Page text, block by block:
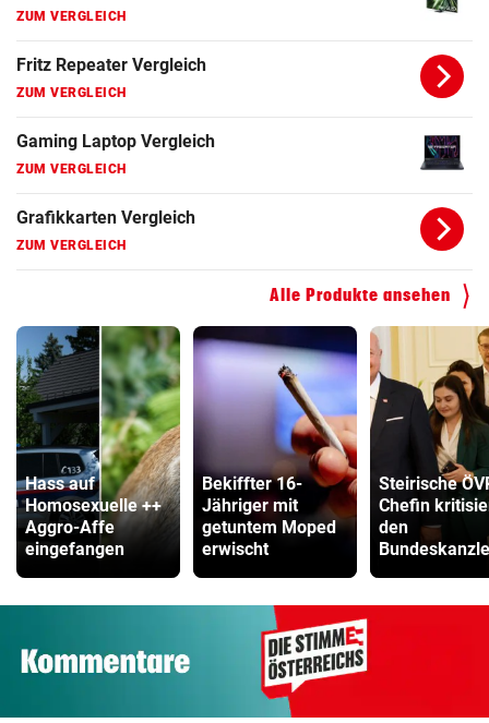
ZUM VERGLEICH
Fritz Repeater Vergleich
ZUM VERGLEICH
Gaming Laptop Vergleich
ZUM VERGLEICH
Grafikkarten Vergleich
ZUM VERGLEICH
Alle Produkte ansehen
Hass auf
Homosexuelle ++
Aggro-Affe
eingefangen
Bekiffter 16-
Jähriger mit
getuntem Moped
erwischt
Steirische
Chefin
den